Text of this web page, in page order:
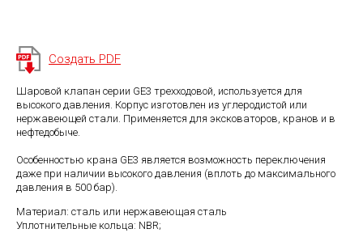
Создать PDF
Шаровой клапан серии GE3 трехходовой, используется для
высокого давления. Корпус изготовлен из углеродистой или
нержавеющей стали. Применяется для эксковаторов, кранов и в
нефтедобыче.
Особенностью крана GE3 является возможность переключения
даже при наличии высокого давления (вплоть до максимального
давления в 500 бар).
Материал: сталь или нержавеющая сталь
Уплотнительные кольца: NBR;